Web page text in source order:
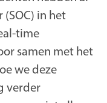
in het
time
samen met het
we deze
verder